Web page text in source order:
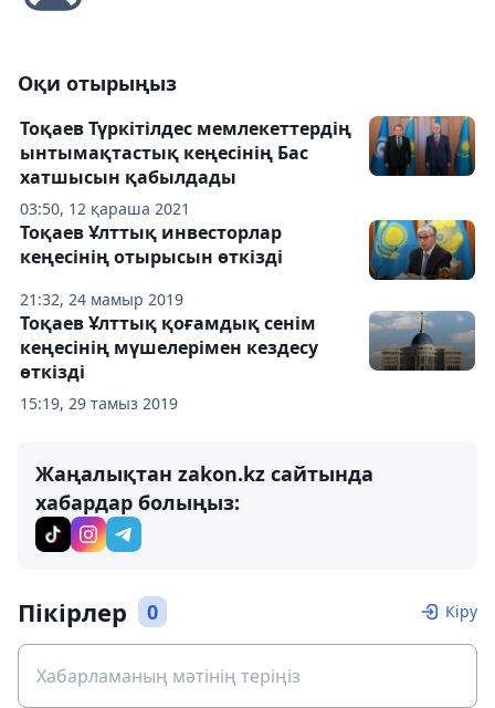
Оқи отырыңыз
03:50, 12 қараша 2021
Тоқаев Түркітілдес мемлекеттердің
ынтымақтастық кеңесінің Бас
хатшысын қабылдады
21:32, 24 мамыр 2019
Тоқаев Ұлттық инвесторлар
кеңесінің отырысын өткізді
15:19, 29 тамыз 2019
Тоқаев Ұлттық қоғамдық сенім
кеңесінің мүшелерімен кездесу
өткізді
Жаңалықтан zakon.kz сайтында
хабардар болыңыз:
Пікірлер 0 Кіру